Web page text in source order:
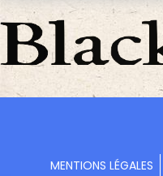
MENTIONS LÉGALES